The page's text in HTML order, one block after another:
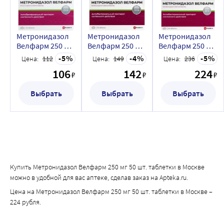
быстроты психомоторных реакций.
Метронидазол
Велфарм 250 мг
20 шт. таблетки
Цена: 112 5
106₽
Выбрать
Метронидазол
Велфарм 250 мг
30 шт. блистер
таблетки
Цена: 149 4
142₽
Выбрать
Метронидазол
Велфарм 250 мг
50 шт. таблетки
Цена: 236 5
224₽
Выбрать
Купить Метронидазол Велфарм 250 мг 50 шт. таблетки в Москве
можно в удобной для вас аптеке, сделав заказ на Apteka.ru.
Цена на Метронидазол Велфарм 250 мг 50 шт. таблетки в Москве –
224 рубля.